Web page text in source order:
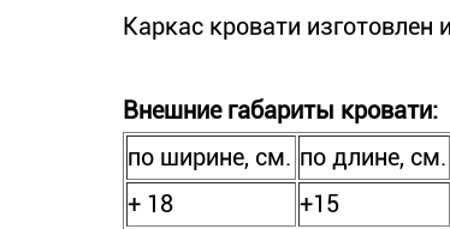
Каркас кровати изготовлен
Внешние габариты кровати:
по ширине, см. по длине, см.
+ 18
+15